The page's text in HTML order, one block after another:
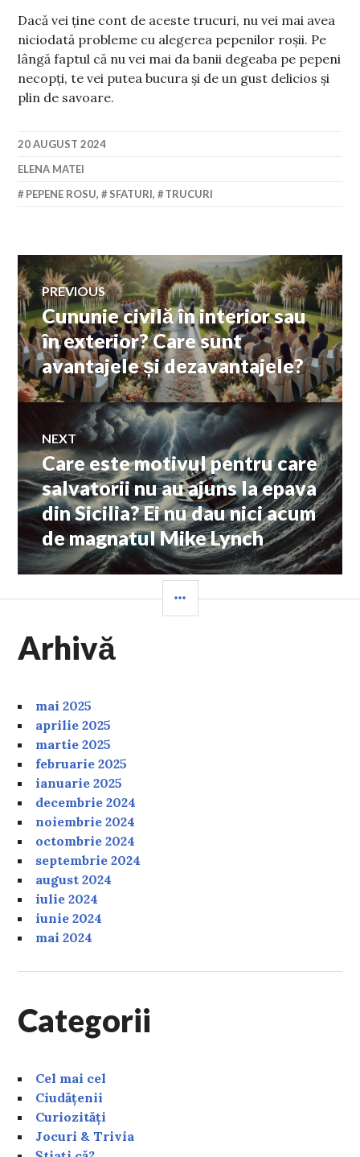
Dacă vei ține cont de aceste trucuri, nu vei mai avea
niciodată probleme cu alegerea pepenilor roșii. Pe
lângă faptul că nu vei mai da banii degeaba pe pepeni
necopți, te vei putea bucura și de un gust delicios și
plin de savoare.
20 AUGUST 2024
ELENA MATEI
PEPENE ROSU, SFATURI, TRUCURI
Navigare
în
articole
PREVIOUS
Previous
post:
Cununie civilă în interior sau
în exterior? Care sunt
avantajele și dezavantajele?
NEXT
Next
post:
Care este motivul pentru care
salvatorii nu au ajuns la epava
din Sicilia? Ei nu dau nici acum
de magnatul Mike Lynch
Arhivă
mai 2025
aprilie 2025
martie 2025
februarie 2025
ianuarie 2025
decembrie 2024
noiembrie 2024
octombrie 2024
septembrie 2024
august 2024
iulie 2024
iunie 2024
mai 2024
Categorii
Cel mai cel
Ciudățenii
Curiozități
Jocuri & Trivia